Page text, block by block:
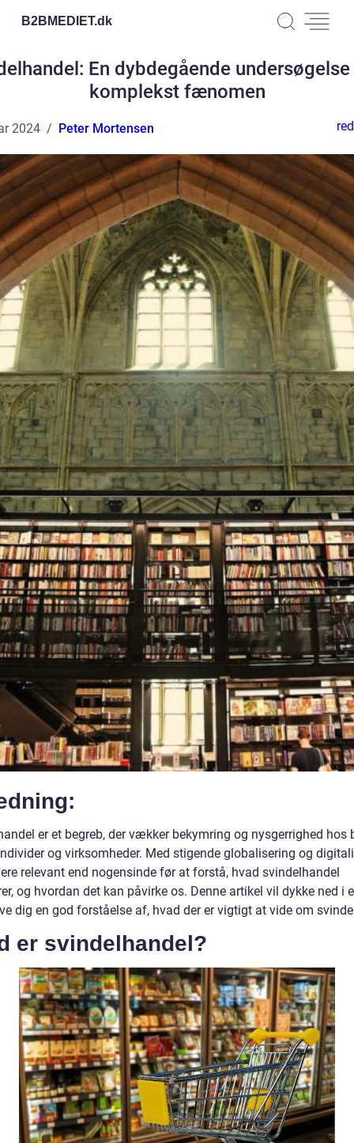
B2BMEDIET.dk
En dybdegående
komplekst fænomen
2024 Peter Mortensen
er et begreb, der vækker bekymring og nysgerrighed hos
og virksomheder. Med stigende globalisering og
relevant end nogensinde før at forstå, hvad svindelhandel
og hvordan det kan påvirke os. Denne artikel vil dykke ned i
dig en god forståelse af, hvad der er vigtigt at vide om
er svindelhandel?